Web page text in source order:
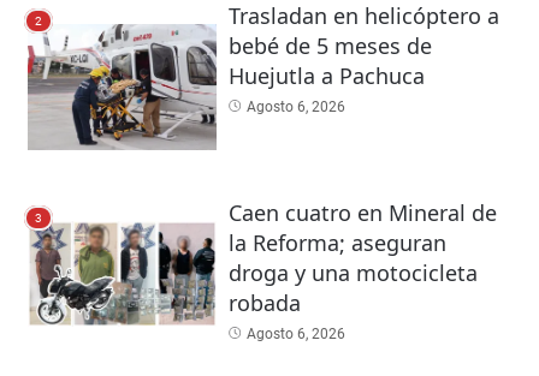
2
Trasladan en helicóptero a
bebé de 5 meses de
Huejutla a Pachuca
Agosto 6, 2026
3
Caen cuatro en Mineral de
la Reforma; aseguran
droga y una motocicleta
robada
Agosto 6, 2026